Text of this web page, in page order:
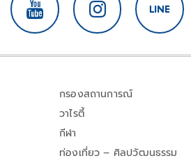
กรองสถานการณ์
วาไรตี้
กีฬา
ท่องเที่ยว – ศิลปวัฒนธรรม